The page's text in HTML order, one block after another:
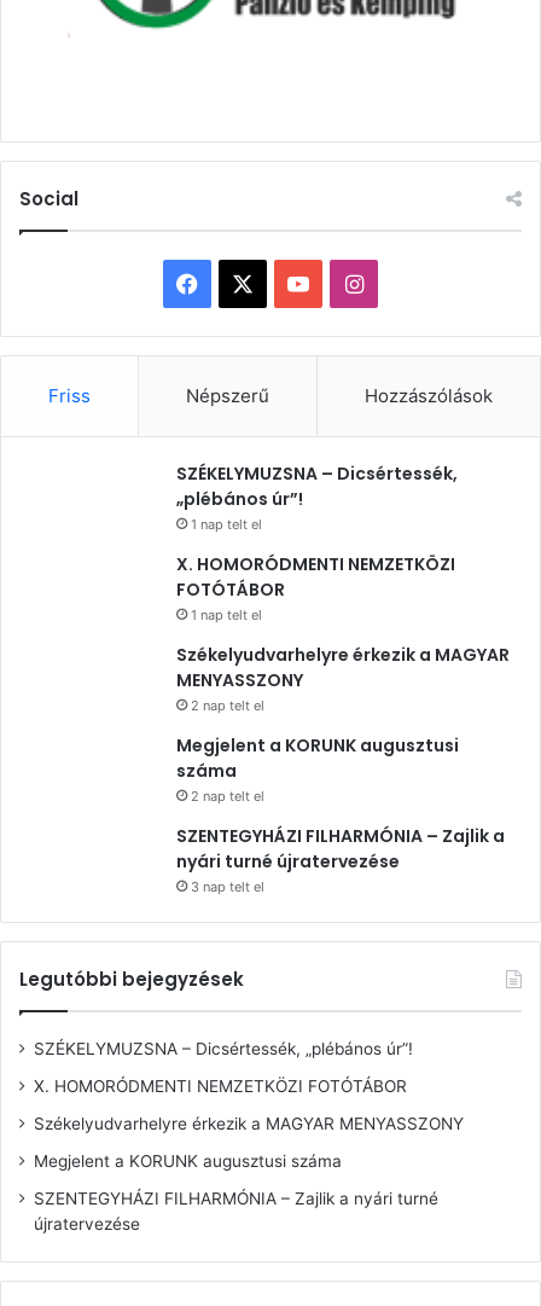
Social
Facebook YouTubeInstagram
Friss Népszerű Hozzászólások
SZÉKELYMUZSNA – Dicsértessék,
„plébános úr”!
1 nap telt el
X. HOMORÓDMENTI NEMZETKÖZI
FOTÓTÁBOR
1 nap telt el
Székelyudvarhelyre érkezik a MAGYAR
MENYASSZONY
2 nap telt el
Megjelent a KORUNK augusztusi
száma
2 nap telt el
SZENTEGYHÁZI FILHARMÓNIA – Zajlik a
nyári turné újratervezése
3 nap telt el
Legutóbbi bejegyzések
SZÉKELYMUZSNA – Dicsértessék, „plébános úr”!
X. HOMORÓDMENTI NEMZETKÖZI FOTÓTÁBOR
Székelyudvarhelyre érkezik a MAGYAR MENYASSZONY
Megjelent a KORUNK augusztusi száma
SZENTEGYHÁZI FILHARMÓNIA – Zajlik a nyári turné
újratervezése